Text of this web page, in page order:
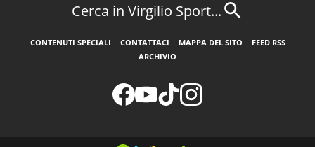
Cerca in Virgilio Sport...
CONTENUTI SPECIALI CONTATTACI MAPPA DEL SITO
FEED RSS
ARCHIVIO